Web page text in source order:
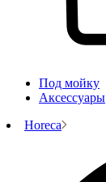
Под мойку
Аксессуары
Horeca